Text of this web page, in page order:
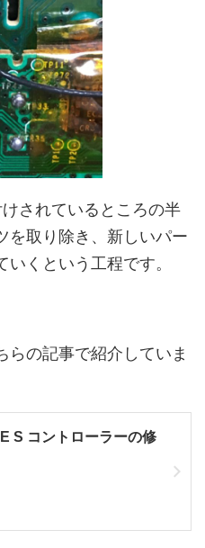
されているところの半
を取り除き、新しいパー
くという工程です。
らの記事で紹介していま
S コントローラーの修